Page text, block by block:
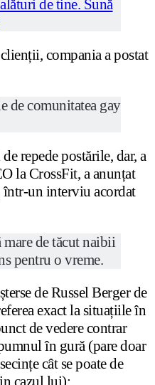
compania a postat
de comunitatea gay
repede postările, dar, a
la CrossFit, a anunțat
într-un interviu acordat
de tăcut naibii
pentru o vreme.
de Russel Berger de
exact la situațiile în
de vedere contrar
în gură (pare doar
cât se poate de
cazul lui):